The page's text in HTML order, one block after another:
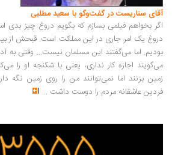
آقای سناریست در گفت‌وگو با سعید مطلبی
اگر بخواهم فیلمی بسازم که بگویم دروغ چیز بدی
دروغ یک امر جاری در این مملکت است. قبحش از
بودیم. اما می‌گفتند این مسلمان نیست... وقتی به
می‌گویند اجازه کار نداری، یعنی با شکنجه او را
زمین بزنند اما نمی‌توانند من را روی زمین نگه
فردین عاشقانه مردم را دوست داشت ...